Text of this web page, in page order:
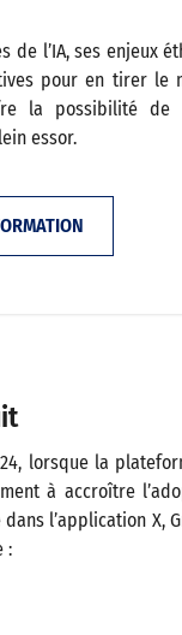
de l’IA, ses enjeux
pour en tirer le
la possibilité de
essor.
lorsque la
à accroître
l’application X,
: